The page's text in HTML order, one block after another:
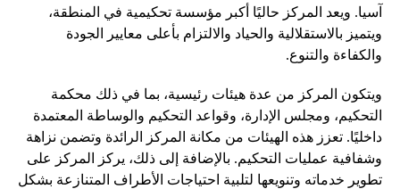
آسيا. ويعد المركز حاليًا أكبر مؤسسة تحكيمية في المنطقة،
ويتميز بالاستقلالية والحياد والالتزام بأعلى معايير الجودة
والكفاءة والتنوع.
ويتكون المركز من عدة هيئات رئيسية، بما في ذلك محكمة
التحكيم، ومجلس الإدارة، وقواعد التحكيم والوساطة المعتمدة
داخليًا. تعزز هذه الهيئات من مكانة المركز الرائدة وتضمن نزاهة
وشفافية عمليات التحكيم. بالإضافة إلى ذلك، يركز المركز على
تطوير خدماته وتنويعها لتلبية احتياجات الأطراف المتنازعة بشكل